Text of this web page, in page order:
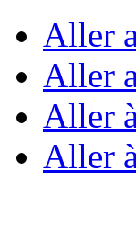
Aller
Aller
Aller
Aller